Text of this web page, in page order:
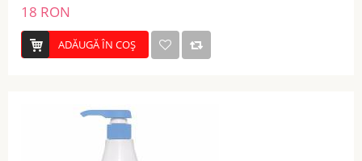
18 RON
ADĂUGĂ ÎN COŞ